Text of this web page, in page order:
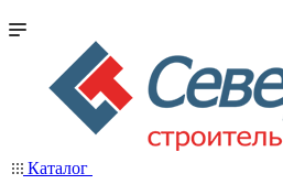
Каталог